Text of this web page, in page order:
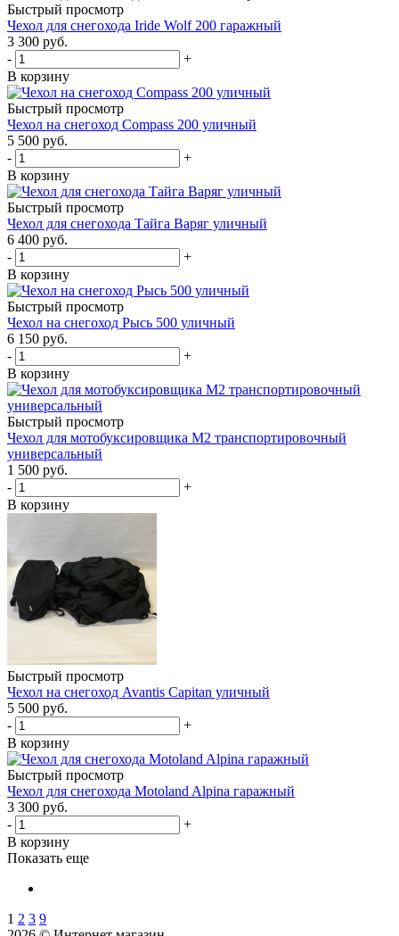
Быстрый просмотр
Чехол для снегохода Iride Wolf 200 гаражный
3 300 руб.
-
+
В корзину
Быстрый просмотр
Чехол на снегоход Compass 200 уличный
5 500 руб.
-
+
В корзину
Быстрый просмотр
Чехол для снегохода Тайга Варяг уличный
6 400 руб.
-
+
В корзину
Быстрый просмотр
Чехол на снегоход Рысь 500 уличный
6 150 руб.
-
+
В корзину
Быстрый просмотр
Чехол для мотобуксировщика М2 транспортировочный
универсальный
1 500 руб.
-
+
В корзину
Быстрый просмотр
Чехол на снегоход Avantis Capitan уличный
5 500 руб.
-
+
В корзину
Быстрый просмотр
Чехол для снегохода Motoland Alpina гаражный
3 300 руб.
-
+
В корзину
Показать еще
1 2 3 9